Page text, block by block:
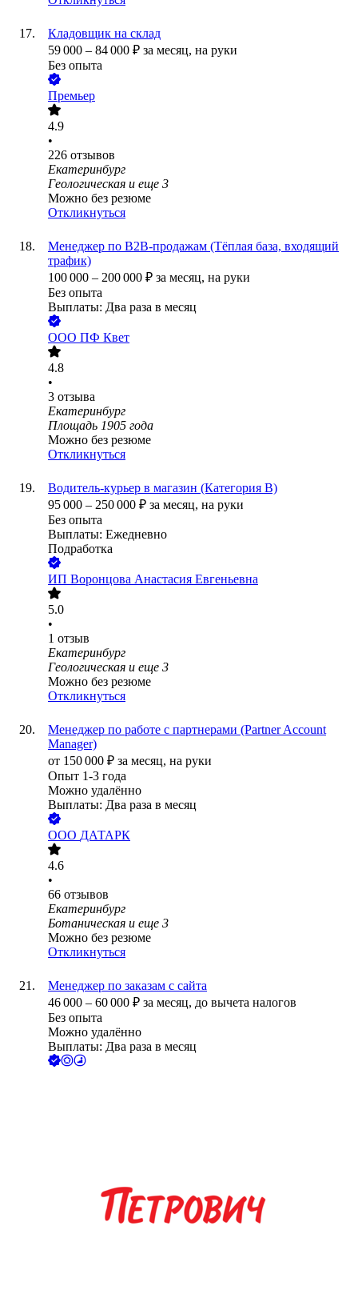
Кладовщик на склад
59 000 – 84 000 ₽ за месяц, на руки
Без опыта
Премьер
4.9
•
226 отзывов
Екатеринбург
Геологическая и еще 3
Можно без резюме
Откликнуться
Менеджер по B2B-продажам (Тёплая база, входящий
трафик)
100 000 – 200 000 ₽ за месяц, на руки
Без опыта
Выплаты: Два раза в месяц
ООО ПФ Квет
4.8
•
3 отзыва
Екатеринбург
Площадь 1905 года
Можно без резюме
Откликнуться
Водитель-курьер в магазин (Категория В)
95 000 – 250 000 ₽ за месяц, на руки
Без опыта
Выплаты: Ежедневно
Подработка
ИП Воронцова Анастасия Евгеньевна
5.0
•
1 отзыв
Екатеринбург
Геологическая и еще 3
Можно без резюме
Откликнуться
Менеджер по работе с партнерами (Partner Account
Manager)
от 150 000 ₽ за месяц, на руки
Опыт 1-3 года
Можно удалённо
Выплаты: Два раза в месяц
ООО ДАТАРК
4.6
•
66 отзывов
Екатеринбург
Ботаническая и еще 3
Можно без резюме
Откликнуться
Менеджер по заказам с сайта
46 000 – 60 000 ₽ за месяц, до вычета налогов
Без опыта
Можно удалённо
Выплаты: Два раза в месяц